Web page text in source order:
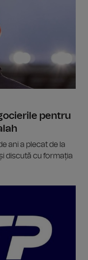
pentru
ani a plecat de la
discută cu formația